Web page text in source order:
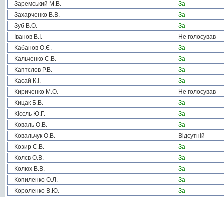
Заремський М.В.
За
Захарченко В.В.
За
Зуб В.О.
За
Іванов В.І.
Не голосував
Кабанов О.Є.
За
Кальченко С.В.
За
Каптєлов Р.В.
За
Касай К.І.
За
Кириченко М.О.
Не голосував
Кицак Б.В.
За
Кісєль Ю.Г.
За
Коваль О.В.
За
Ковальчук О.В.
Відсутній
Козир С.В.
За
Колєв О.В.
За
Колюх В.В.
За
Копиленко О.Л.
За
Короленко В.Ю.
За